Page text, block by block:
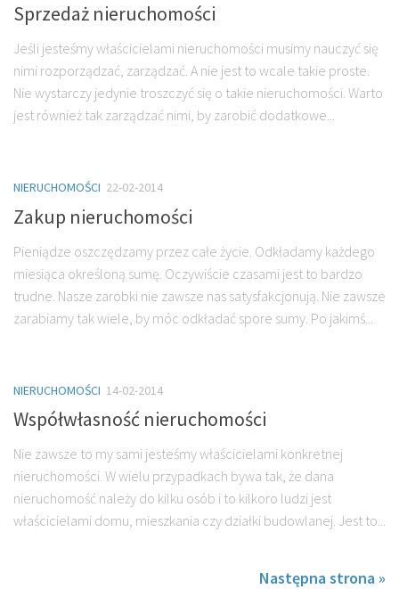
Sprzedaż nieruchomości
Jeśli jesteśmy właścicielami nieruchomości musimy nauczyć się
nimi rozporządzać, zarządzać. A nie jest to wcale takie proste.
Nie wystarczy jedynie troszczyć się o takie nieruchomości. Warto
jest również tak zarządzać nimi, by zarobić dodatkowe...
NIERUCHOMOŚCI 22-02-2014
Zakup nieruchomości
Pieniądze oszczędzamy przez całe życie. Odkładamy każdego
miesiąca określoną sumę. Oczywiście czasami jest to bardzo
trudne. Nasze zarobki nie zawsze nas satysfakcjonują. Nie zawsze
zarabiamy tak wiele, by móc odkładać spore sumy. Po jakimś...
NIERUCHOMOŚCI 14-02-2014
Współwłasność nieruchomości
Nie zawsze to my sami jesteśmy właścicielami konkretnej
nieruchomości. W wielu przypadkach bywa tak, że dana
nieruchomość należy do kilku osób i to kilkoro ludzi jest
właścicielami domu, mieszkania czy działki budowlanej. Jest to...
Następna strona »